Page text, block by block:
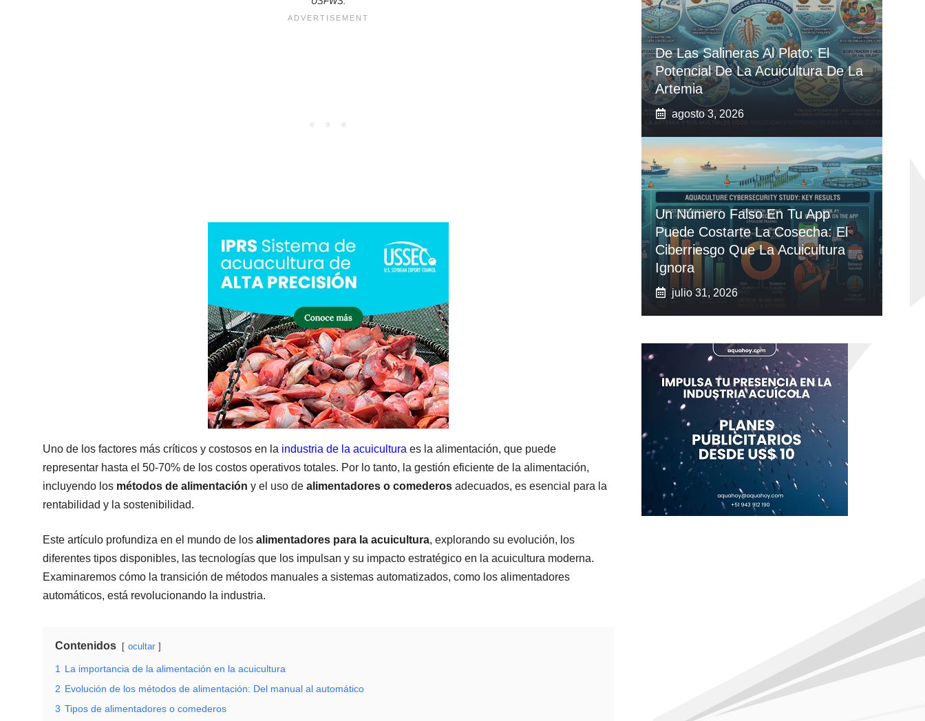
Uno de los factores más críticos y costosos en la industria de la acuicultura es la alimentación, que puede
representar hasta el 50-70% de los costos operativos totales. Por lo tanto, la gestión eficiente de la alimentación,
incluyendo los métodos de alimentación y el uso de alimentadores o comederos adecuados, es esencial para la
rentabilidad y la sostenibilidad.
Este artículo profundiza en el mundo de los alimentadores para la acuicultura, explorando su evolución, los
diferentes tipos disponibles, las tecnologías que los impulsan y su impacto estratégico en la acuicultura moderna.
Examinaremos cómo la transición de métodos manuales a sistemas automatizados, como los alimentadores
automáticos, está revolucionando la industria.
Contenidos ocultar
1
La importancia de la alimentación en la acuicultura
2 Evolución de los métodos de alimentación: Del manual al automático
3 Tipos de alimentadores o comederos
De Las Salineras Al Plato: El
Potencial De La Acuicultura De La
Artemia
agosto 3, 2026
Un Número Falso En Tu App
Puede Costarte La Cosecha: El
Ciberriesgo Que La Acuicultura
Ignora
julio 31, 2026